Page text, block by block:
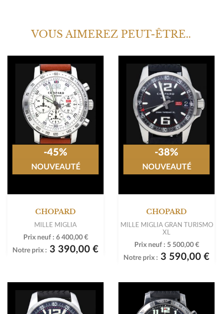
VOUS AIMEREZ PEUT-ÊTRE..
CHOPARD
MILLE MIGLIA
Prix neuf : 6 400,00 €
Notre prix : 3 390,00 €
-45%
NOUVEAUTÉ
CHOPARD
MILLE MIGLIA GRAN TURISMO
XL
Prix neuf : 5 500,00 €
Notre prix : 3 590,00 €
-38%
NOUVEAUTÉ